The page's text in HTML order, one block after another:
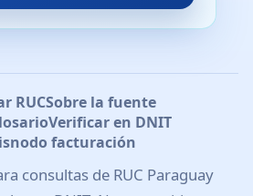
RUCSobre la fuente
Verificar en DNIT
facturación
consultas de RUC Paraguay